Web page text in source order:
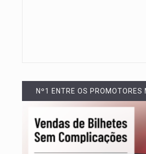
Nº1 ENTRE OS PROMOTORES